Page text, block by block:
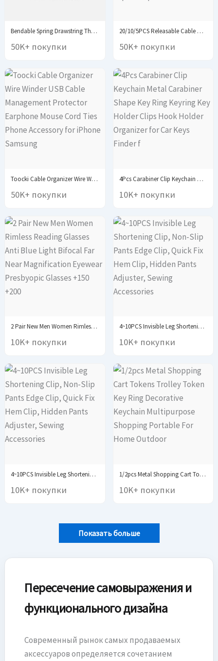
Bendable Spring Drawstring Threader Clip Pants Hoodies Elastic...
50K+ покупки
20/10/5PCS Releasable Cable Organizer Ties Mouse Earphones Wire...
50K+ покупки
Toocki Cable Organizer Wire Winder USB Cable Management...
50K+ покупки
4Pcs Carabiner Clip Keychain Metal Carabiner Shape Key...
10K+ покупки
2 Pair New Men Women Rimless Reading Glasses...
10K+ покупки
4~10PCS Invisible Leg Shortening Clip, Non-Slip Pants Edge...
10K+ покупки
4~10PCS Invisible Leg Shortening Clip, Non-Slip Pants Edge...
10K+ покупки
1/2pcs Metal Shopping Cart Tokens Trolley Token Key...
10K+ покупки
Показать больше
Пересечение самовыражения и
функционального дизайна
Современный рынок самых продаваемых
аксессуаров определяется сочетанием